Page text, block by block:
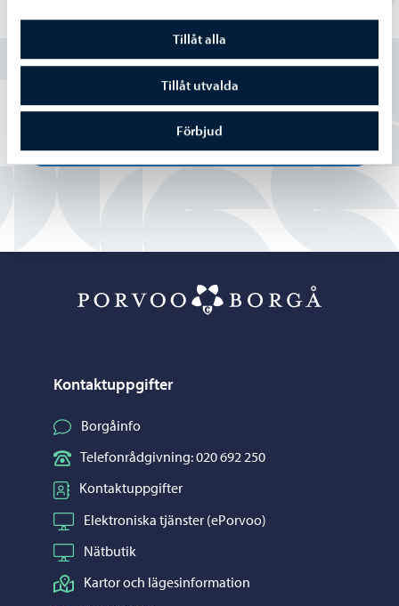
Tillåt alla
Tillåt utvalda
Förbjud
Hittade du vad du sökte?
Ja
Delvis
Nej
Kontaktuppgifter
Borgåinfo
Telefonrådgivning: 020 692 250
Kontaktuppgifter
Elektroniska tjänster (ePorvoo)
Nätbutik
Kartor och lägesinformation